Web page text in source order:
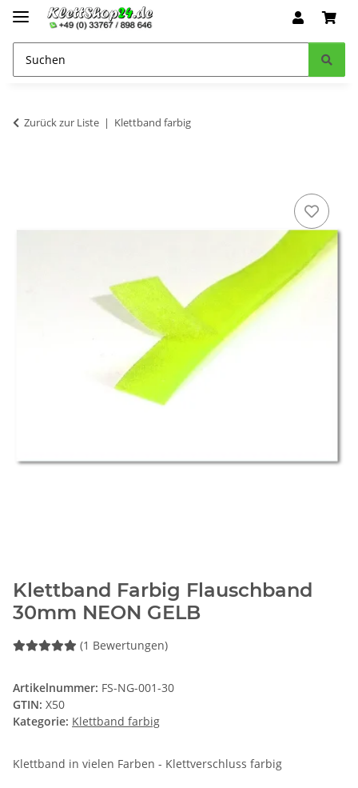
Zurück zur Liste Klettband farbig
Klettband Farbig Flauschband
30mm NEON GELB
(1 Bewertungen)
Artikelnummer: FS-NG-001-30
GTIN: X50
Kategorie: Klettband farbig
Klettband in vielen Farben - Klettverschluss farbig